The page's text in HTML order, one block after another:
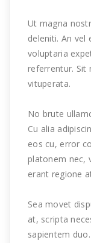
Ut magna
deleniti. An vel
voluptaria
referrentur. Sit
vituperata.
No brute
Cu alia
eos cu, error
platonem nec,
erant regione
Sea movet
at, scripta
sapientem